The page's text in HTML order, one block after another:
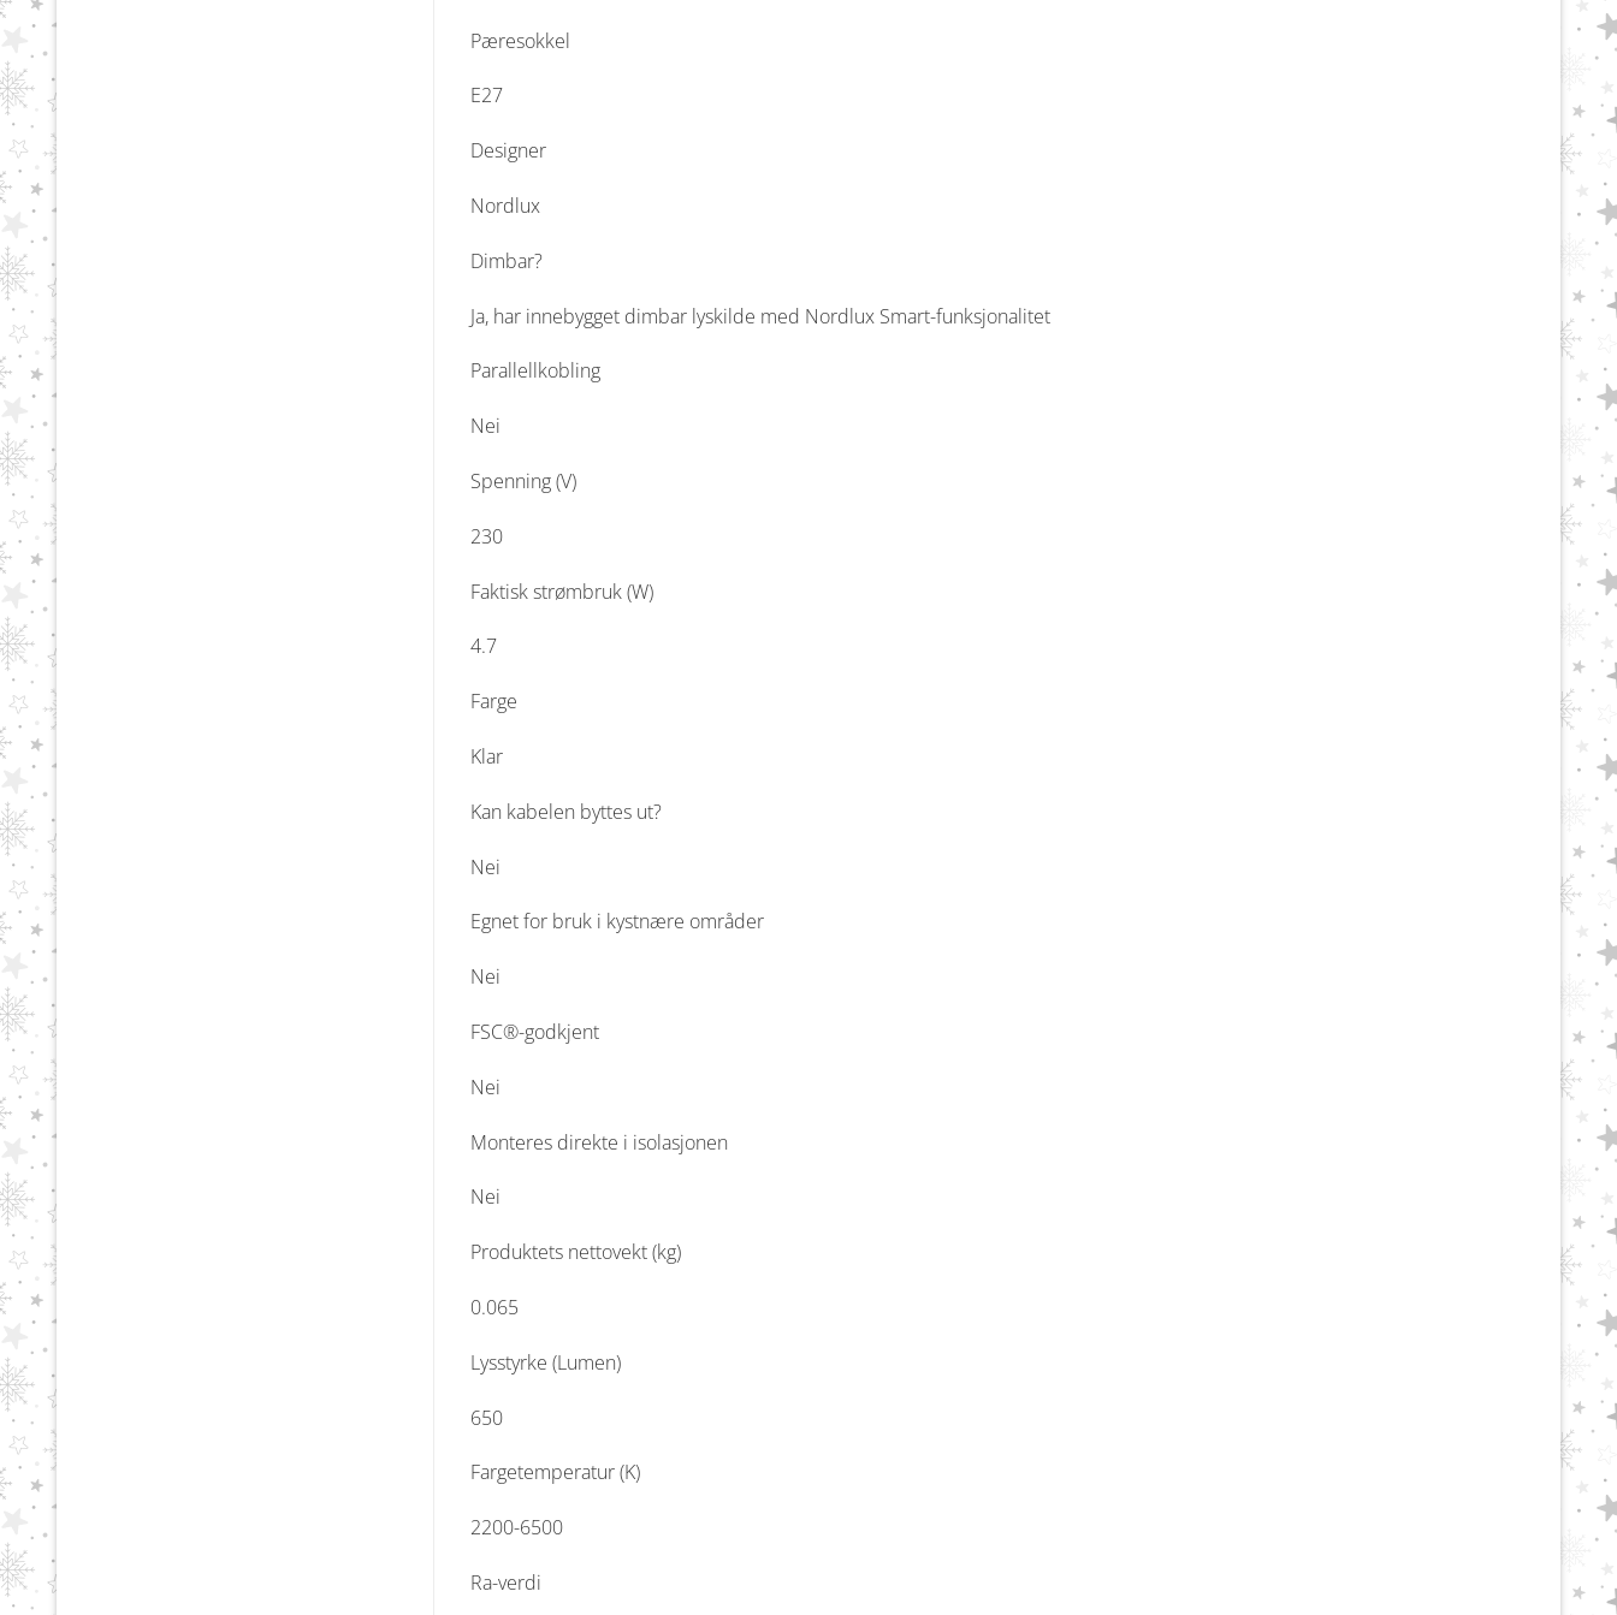
Pæresokkel
E27
Designer
Nordlux
Dimbar?
Ja, har innebygget dimbar lyskilde med Nordlux Smart-funksjonalitet
Parallellkobling
Nei
Spenning (V)
230
Faktisk strømbruk (W)
4.7
Farge
Klar
Kan kabelen byttes ut?
Nei
Egnet for bruk i kystnære områder
Nei
FSC®-godkjent
Nei
Monteres direkte i isolasjonen
Nei
Produktets nettovekt (kg)
0.065
Lysstyrke (Lumen)
650
Fargetemperatur (K)
2200-6500
Ra-verdi